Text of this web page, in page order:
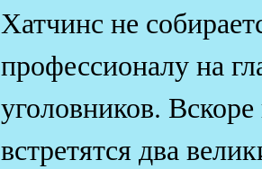
Хатчинс не
профессионалу на
уголовников.
встретятся два